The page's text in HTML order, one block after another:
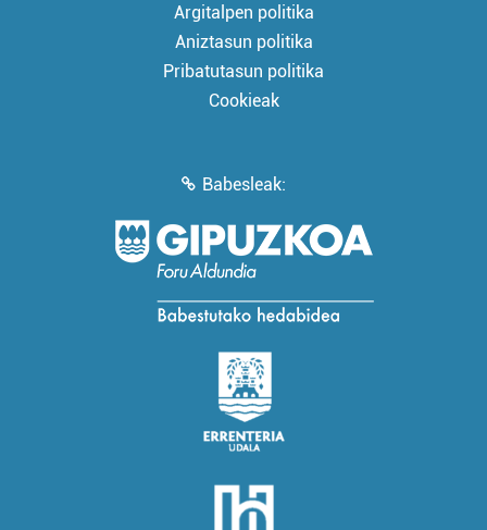
Argitalpen politika
Aniztasun politika
Pribatutasun politika
Cookieak
Babesleak: